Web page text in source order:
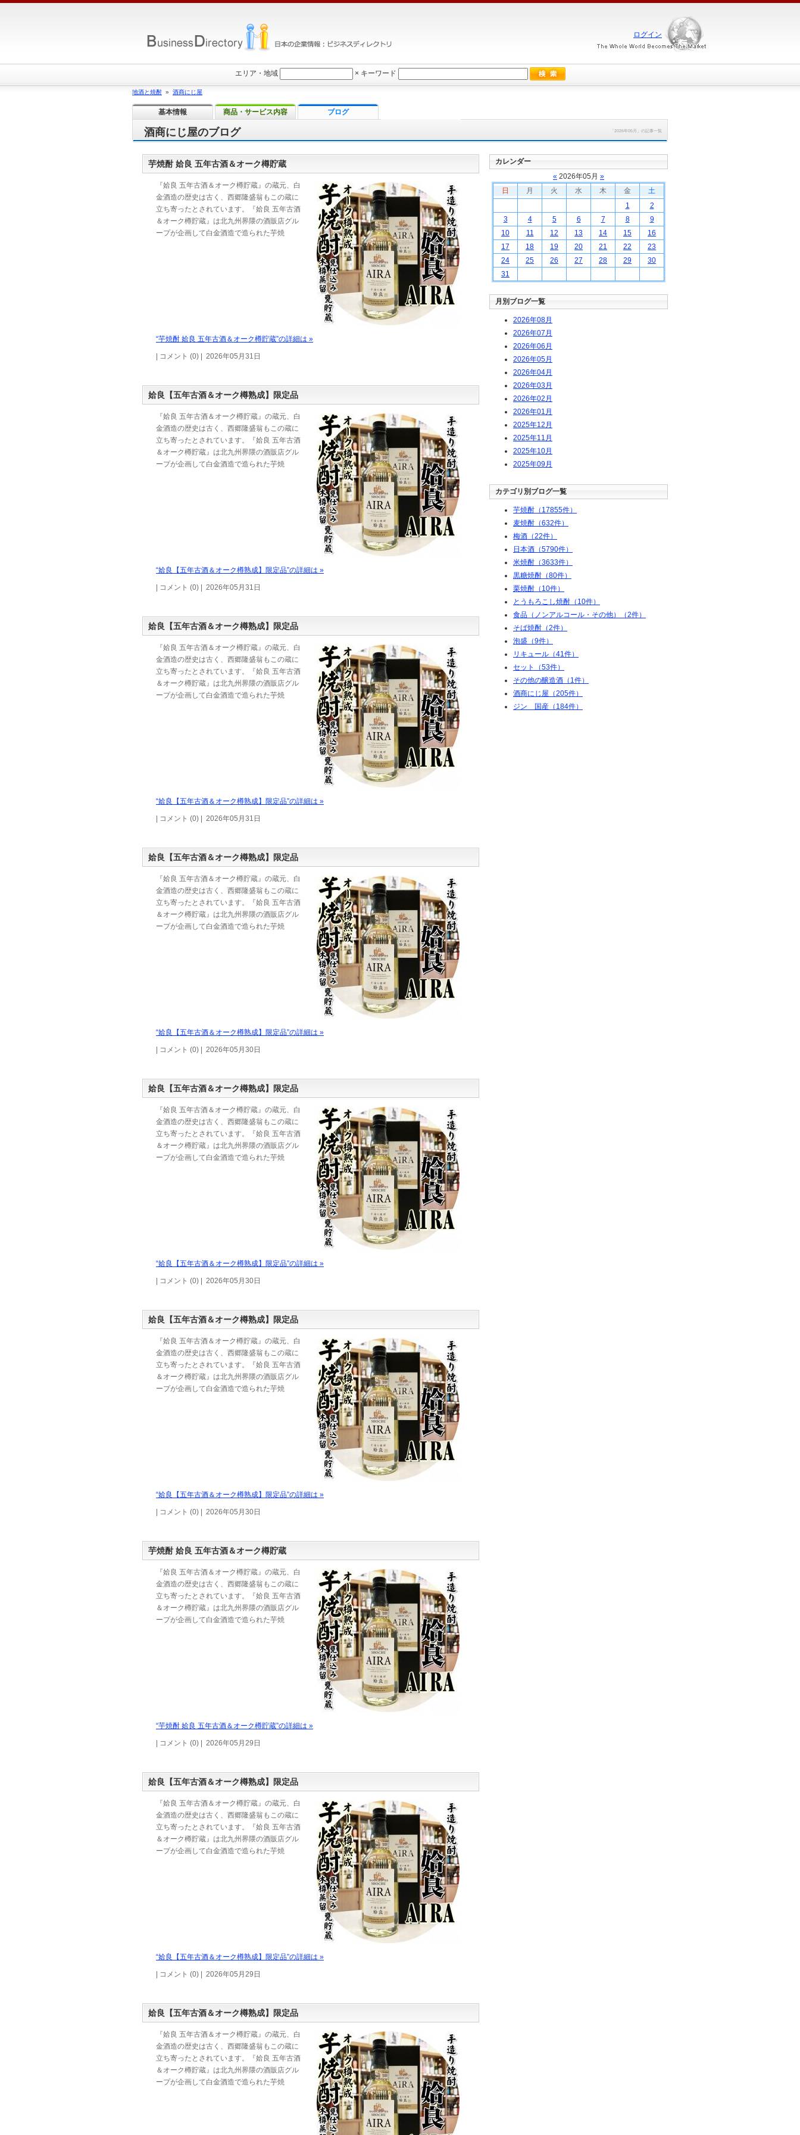
「2026年05月」の記事一覧
酒商にじ屋のブログ
芋焼酎 姶良 五年古酒＆オーク樽貯蔵
『姶良 五年古酒＆オーク樽貯蔵』の蔵元、白
金酒造の歴史は古く、西郷隆盛翁もこの蔵に
立ち寄ったとされています。『姶良 五年古酒
＆オーク樽貯蔵』は北九州界隈の酒販店グル
ープが企画して白金酒造で造られた芋焼
“芋焼酎 姶良 五年古酒＆オーク樽貯蔵”の詳細は »
| コメント (0) | 2026年05月31日
姶良【五年古酒＆オーク樽熟成】限定品
『姶良 五年古酒＆オーク樽貯蔵』の蔵元、白
金酒造の歴史は古く、西郷隆盛翁もこの蔵に
立ち寄ったとされています。『姶良 五年古酒
＆オーク樽貯蔵』は北九州界隈の酒販店グル
ープが企画して白金酒造で造られた芋焼
“姶良【五年古酒＆オーク樽熟成】限定品”の詳細は »
| コメント (0) | 2026年05月31日
姶良【五年古酒＆オーク樽熟成】限定品
『姶良 五年古酒＆オーク樽貯蔵』の蔵元、白
金酒造の歴史は古く、西郷隆盛翁もこの蔵に
立ち寄ったとされています。『姶良 五年古酒
＆オーク樽貯蔵』は北九州界隈の酒販店グル
ープが企画して白金酒造で造られた芋焼
“姶良【五年古酒＆オーク樽熟成】限定品”の詳細は »
| コメント (0) | 2026年05月31日
姶良【五年古酒＆オーク樽熟成】限定品
『姶良 五年古酒＆オーク樽貯蔵』の蔵元、白
金酒造の歴史は古く、西郷隆盛翁もこの蔵に
立ち寄ったとされています。『姶良 五年古酒
＆オーク樽貯蔵』は北九州界隈の酒販店グル
ープが企画して白金酒造で造られた芋焼
“姶良【五年古酒＆オーク樽熟成】限定品”の詳細は »
| コメント (0) | 2026年05月30日
姶良【五年古酒＆オーク樽熟成】限定品
『姶良 五年古酒＆オーク樽貯蔵』の蔵元、白
金酒造の歴史は古く、西郷隆盛翁もこの蔵に
立ち寄ったとされています。『姶良 五年古酒
＆オーク樽貯蔵』は北九州界隈の酒販店グル
ープが企画して白金酒造で造られた芋焼
“姶良【五年古酒＆オーク樽熟成】限定品”の詳細は »
| コメント (0) | 2026年05月30日
姶良【五年古酒＆オーク樽熟成】限定品
『姶良 五年古酒＆オーク樽貯蔵』の蔵元、白
金酒造の歴史は古く、西郷隆盛翁もこの蔵に
立ち寄ったとされています。『姶良 五年古酒
＆オーク樽貯蔵』は北九州界隈の酒販店グル
ープが企画して白金酒造で造られた芋焼
“姶良【五年古酒＆オーク樽熟成】限定品”の詳細は »
| コメント (0) | 2026年05月30日
芋焼酎 姶良 五年古酒＆オーク樽貯蔵
『姶良 五年古酒＆オーク樽貯蔵』の蔵元、白
金酒造の歴史は古く、西郷隆盛翁もこの蔵に
立ち寄ったとされています。『姶良 五年古酒
＆オーク樽貯蔵』は北九州界隈の酒販店グル
ープが企画して白金酒造で造られた芋焼
“芋焼酎 姶良 五年古酒＆オーク樽貯蔵”の詳細は »
| コメント (0) | 2026年05月29日
姶良【五年古酒＆オーク樽熟成】限定品
『姶良 五年古酒＆オーク樽貯蔵』の蔵元、白
金酒造の歴史は古く、西郷隆盛翁もこの蔵に
立ち寄ったとされています。『姶良 五年古酒
＆オーク樽貯蔵』は北九州界隈の酒販店グル
ープが企画して白金酒造で造られた芋焼
“姶良【五年古酒＆オーク樽熟成】限定品”の詳細は »
| コメント (0) | 2026年05月29日
姶良【五年古酒＆オーク樽熟成】限定品
『姶良 五年古酒＆オーク樽貯蔵』の蔵元、白
金酒造の歴史は古く、西郷隆盛翁もこの蔵に
立ち寄ったとされています。『姶良 五年古酒
＆オーク樽貯蔵』は北九州界隈の酒販店グル
ープが企画して白金酒造で造られた芋焼
カレンダー
« 2026年05 月 »
日
月 火 水 木 金
土
1
2
3
4 5 6 7 8
9
10
11 12 13 14 15
16
17
18 19 20 21 22
23
24
25 26 27 28 29
30
31
月別ブログ一覧
2026年08月
2026年07 月
2026年06 月
2026年05月
2026年04月
2026年03月
2026年02 月
2026年01 月
2025年12 月
2025年11 月
2025年10月
2025年09月
カテゴリ別ブログ一覧
芋焼酎（17855件）
麦焼酎（632件）
梅酒（22件）
日本酒（5790件）
米焼酎（3633件）
黒糖焼酎（80件）
栗焼酎（10件）
とうもろこし焼酎（10件）
食品（ノンアルコール・その他）（2件）
そば焼酎（2件）
泡盛（9件）
リキュール（41件）
セット（53件）
その他の醸造酒（1件）
酒商にじ屋（205件）
ジン 国産（184件）
ログイン
エリア・地域 × キーワード
地酒と焼酎 » 酒商にじ屋
基本情報 商品・サービス内容 ブログ